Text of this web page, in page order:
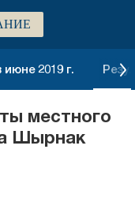
2019 г.
местного
Шырнак